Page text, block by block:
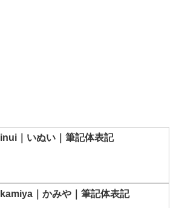
inui｜いぬい｜筆記体表記
kamiya｜かみや｜筆記体表記